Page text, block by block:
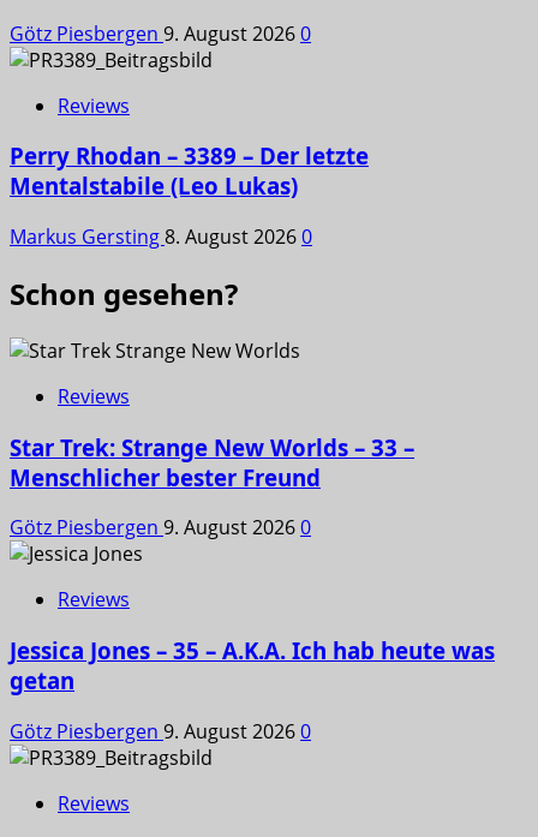
Götz Piesbergen 9. August 20260
Reviews
Perry Rhodan – 3389 – Der letzte
Mentalstabile (Leo Lukas)
Markus Gersting8. August 20260
Schon gesehen?
Reviews
Star Trek: Strange New Worlds – 33 –
Menschlicher bester Freund
Götz Piesbergen 9. August 20260
Reviews
Jessica Jones – 35 – A.K.A. Ich hab heute was
getan
Götz Piesbergen 9. August 20260
Reviews